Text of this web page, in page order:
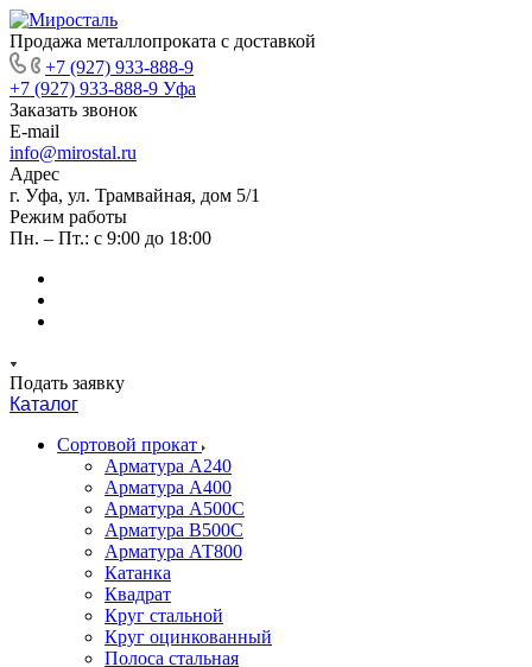
Продажа металлопроката с доставкой
+7 (927) 933-888-9
+7 (927) 933-888-9 Уфа
Заказать звонок
E-mail
info@mirostal.ru
Адрес
г. Уфа, ул. Трамвайная, дом 5/1
Режим работы
Пн. – Пт.: с 9:00 до 18:00
Подать заявку
Каталог
Сортовой прокат
Арматура А240
Арматура А400
Арматура А500C
Арматура В500С
Арматура АТ800
Катанка
Квадрат
Круг стальной
Круг оцинкованный
Полоса стальная